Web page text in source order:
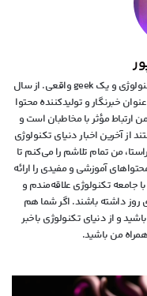
من مهرانا عیسی‌پور هستم، علاقه‌مند به دنیای تکنولوژی و یک geek واقعی. از سال
خبرنگار و تولیدکننده محتوا
مؤثر با مخاطبان است و
آخرین اخبار دنیای تکنولوژی
من تمام تلاشم را می‌کنم تا
آموزشی و مفیدی را ارائه
تکنولوژی علاقه‌مندم و
روز داشته باشند. اگر شما هم
و از دنیای تکنولوژی‌ باخبر
من باشید.